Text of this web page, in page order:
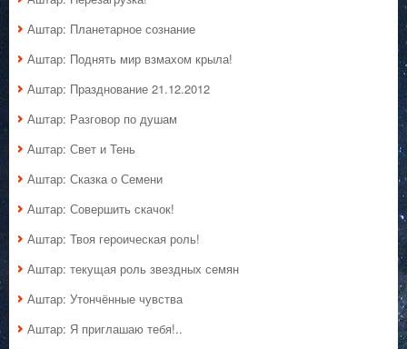
Аштар: Планетарное сознание
Аштар: Поднять мир взмахом крыла!
Аштар: Празднование 21.12.2012
Аштар: Разговор по душам
Аштар: Свет и Тень
Аштар: Сказка о Семени
Аштар: Совершить скачок!
Аштар: Твоя героическая роль!
Аштар: текущая роль звездных семян
Аштар: Утончённые чувства
Аштар: Я приглашаю тебя!..